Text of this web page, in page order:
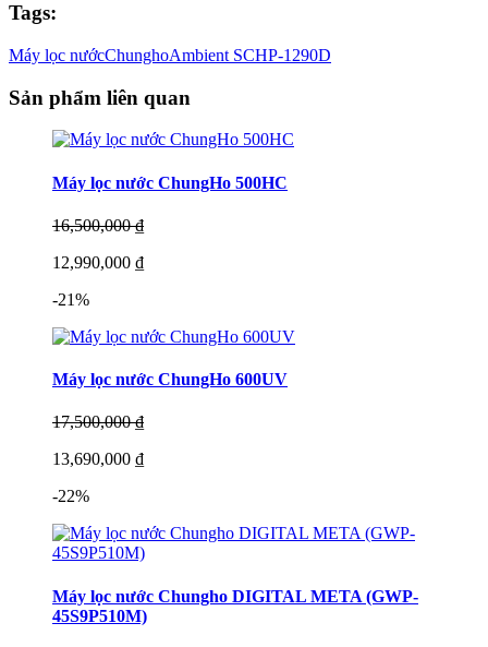
Tags:
Máy lọc nướcChunghoAmbient SCHP-1290D
Sản phẩm liên quan
Máy lọc nước ChungHo 500HC
16,500,000 ₫
12,990,000 ₫
-21%
Máy lọc nước ChungHo 600UV
17,500,000 ₫
13,690,000 ₫
-22%
Máy lọc nước Chungho DIGITAL META (GWP-
45S9P510M)